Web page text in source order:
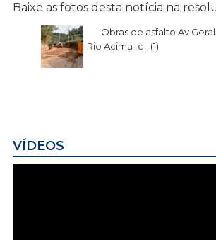
Baixe as fotos desta notícia na
Obras de asfalto Av
Rio Acima_c_ (1)
VÍDEOS